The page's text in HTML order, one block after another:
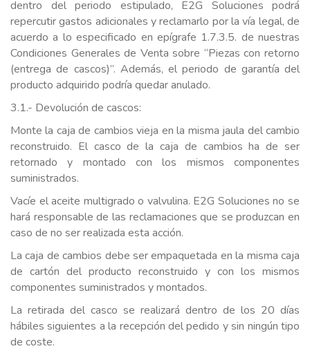
dentro del periodo estipulado, E2G Soluciones podrá
repercutir gastos adicionales y reclamarlo por la vía legal, de
acuerdo a lo especificado en epígrafe 1.7.3.5. de nuestras
Condiciones Generales de Venta sobre “Piezas con retorno
(entrega de cascos)”. Además, el periodo de garantía del
producto adquirido podría quedar anulado.
3.1.- Devolución de cascos:
Monte la caja de cambios vieja en la misma jaula del cambio
reconstruido. El casco de la caja de cambios ha de ser
retornado y montado con los mismos componentes
suministrados.
Vacíe el aceite multigrado o valvulina. E2G Soluciones no se
hará responsable de las reclamaciones que se produzcan en
caso de no ser realizada esta acción.
La caja de cambios debe ser empaquetada en la misma caja
de cartón del producto reconstruido y con los mismos
componentes suministrados y montados.
La retirada del casco se realizará dentro de los 20 días
hábiles siguientes a la recepción del pedido y sin ningún tipo
de coste.